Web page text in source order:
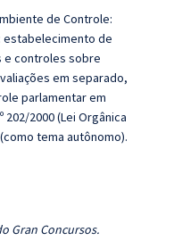
de Controle:
estabelecimento de
e controles sobre
em separado,
parlamentar em
2000 (Lei Orgânica
tema autônomo).
Gran Concursos.